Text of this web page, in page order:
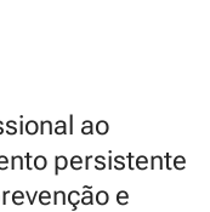
ao
persistente
e